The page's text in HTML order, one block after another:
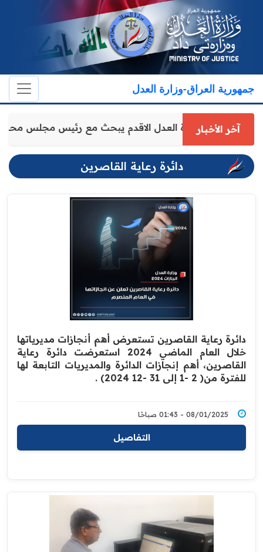
جمهورية العراق-وزارة العدل
آخر الأخباروكيل وزارة العدل الاقدم يبحث مع رئيس مجلس
دائرة رعاية القاصرين
دائرة رعاية القاصرين تستعرض أهم أنجازات مديرياتها
خلال العام الماضي 2024 استعرضت دائرة رعاية
القاصرين، أهم إنجازات الدائرة والمديريات التابعة لها
للفترة من( 2 -1 إلى 31 -12 2024) .
08/01/2025 - 01:43 صباحًا
التفاصيل